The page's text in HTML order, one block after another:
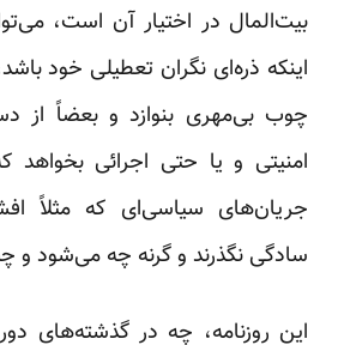
بیت‌المال در اختیار آن است،
اینکه ذره‌ای نگران تعطیلی خود
چوب بی‌مهری بنوازد و بعضاً از
امنیتی و یا حتی اجرائی بخواهد
جریان‌های سیاسی‌ای که مثلاً
سادگی نگذرند و گرنه چه می‌شود
این روزنامه، چه در گذشته‌های